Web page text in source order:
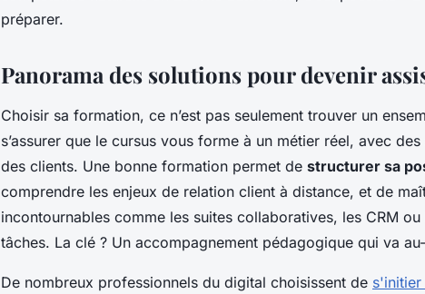
préparer.
Panorama des solutions pour devenir
Choisir sa formation, ce n’est pas seulement trouver un
s’assurer que le cursus vous forme à un métier réel, avec
des clients. Une bonne formation permet de structurer sa
comprendre les enjeux de relation client à distance, et de
incontournables comme les suites collaboratives, les CRM
tâches. La clé ? Un accompagnement pédagogique qui va
De nombreux professionnels du digital choisissent de